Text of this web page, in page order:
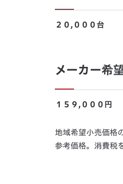
２０,０００台
メーカー希
１５９,０００円
地域希望小売価格
参考価格。消費税